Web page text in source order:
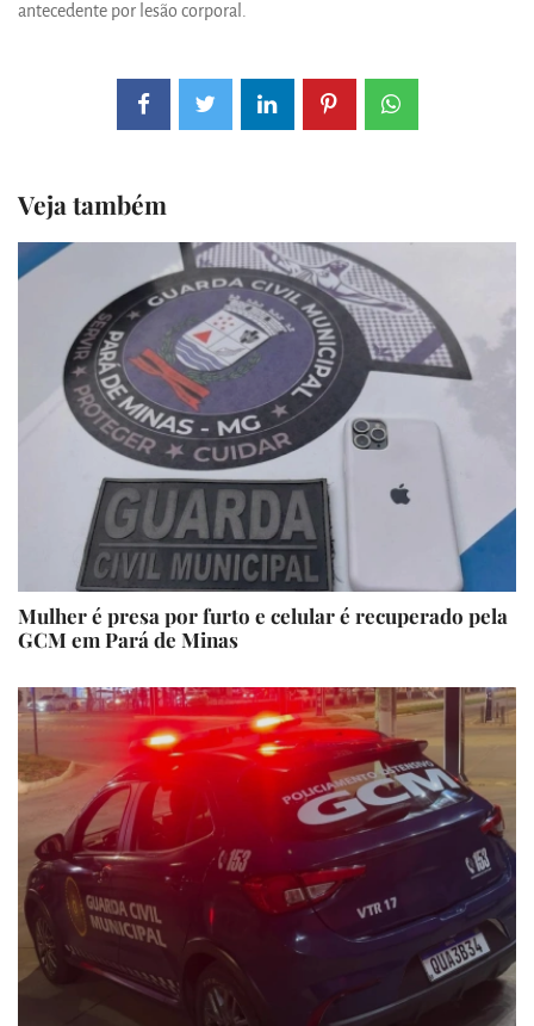
antecedente por lesão corporal.
Veja também
Mulher é presa por furto e celular é recuperado pela
GCM em Pará de Minas